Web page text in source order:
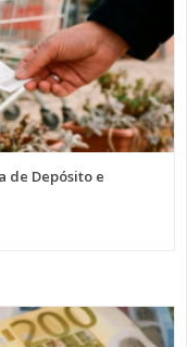
de Depósito e